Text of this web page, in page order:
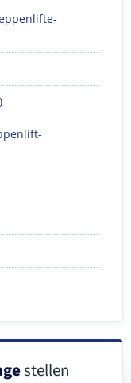
stellen